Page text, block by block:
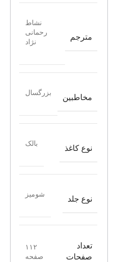
مترجم
نشاط
رحمانی
نژاد
مخاطبین
بزرگسال
نوع کاغذ
بالک
نوع جلد
شومیز
تعداد
صفحات
۱۱۲
صفحه